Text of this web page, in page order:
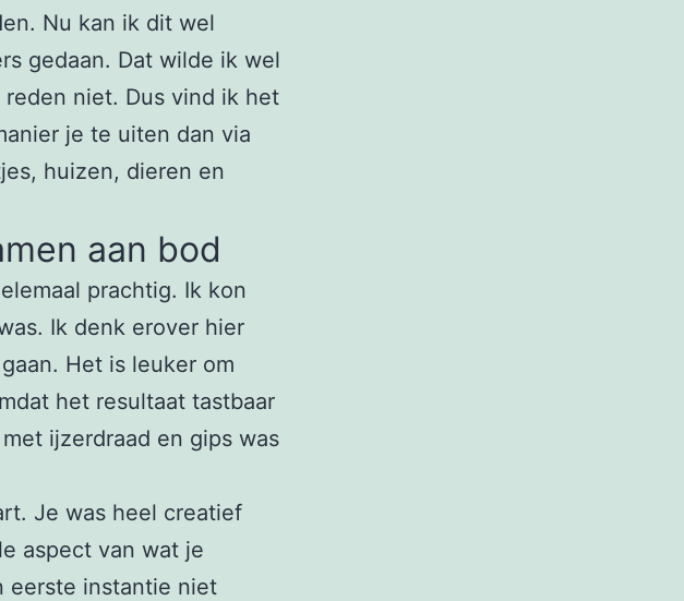
Nu kan ik dit wel
gedaan. Dat wilde ik wel
niet. Dus vind ik het
je te uiten dan via
huizen, dieren en
aan bod
prachtig. Ik kon
Ik denk erover hier
Het is leuker om
het resultaat tastbaar
ijzerdraad en gips was
Je was heel creatief
aspect van wat je
eerste instantie niet